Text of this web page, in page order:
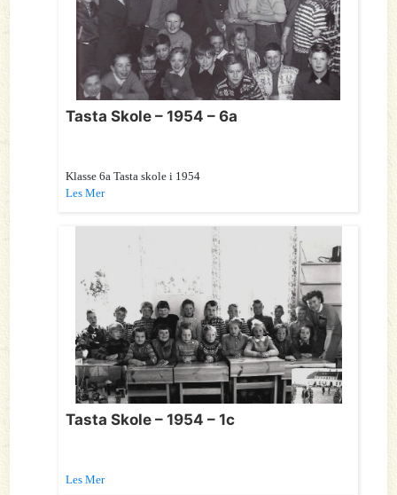
Tasta Skole – 1954 – 6a
Klasse 6a Tasta skole i 1954
Les Mer
Tasta Skole – 1954 – 1c
Les Mer